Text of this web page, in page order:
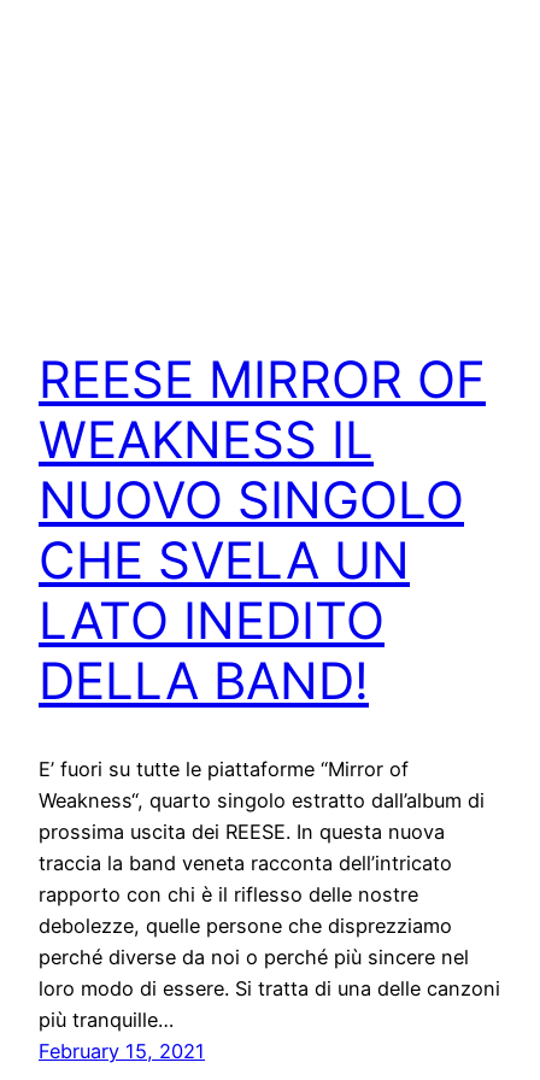
REESE MIRROR OF
WEAKNESS IL
NUOVO SINGOLO
CHE SVELA UN
LATO INEDITO
DELLA BAND!
E’ fuori su tutte le piattaforme “Mirror of
Weakness“, quarto singolo estratto dall’album di
prossima uscita dei REESE. In questa nuova
traccia la band veneta racconta dell’intricato
rapporto con chi è il riflesso delle nostre
debolezze, quelle persone che disprezziamo
perché diverse da noi o perché più sincere nel
loro modo di essere. Si tratta di una delle canzoni
più tranquille…
February 15, 2021